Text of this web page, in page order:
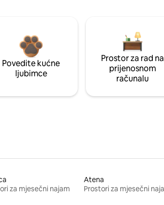
Povedite kućne
ljubimce
Prostor za rad na
prijenosnom
računalu
za mjesečni najam
Atena
Prostori za mjesečni